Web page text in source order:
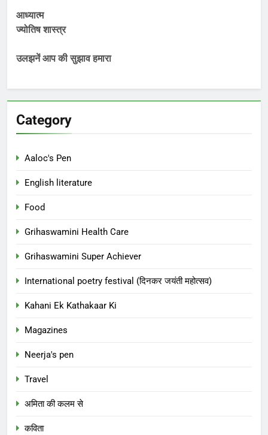
आध्यात्म
ज्योतिष शास्त्र
उलझनें आप की सुझाव हमारा
Category
Aaloc's Pen
English literature
Food
Grihaswamini Health Care
Grihaswamini Super Achiever
International poetry festival (दिनकर जयंती महोत्सव)
Kahani Ek Kathakaar Ki
Magazines
Neerja's pen
Travel
अमिता की कलम से
कविता